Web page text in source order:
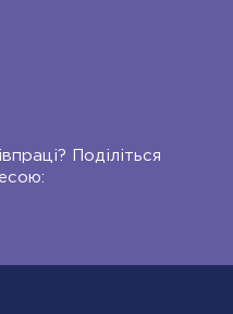
Поділіться